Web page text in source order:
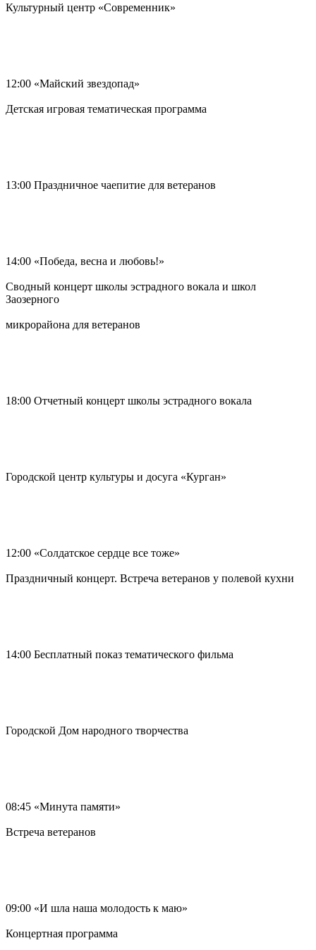
Культурный центр «Современник»
12:00 «Майский звездопад»
Детская игровая тематическая программа
13:00 Праздничное чаепитие для ветеранов
14:00 «Победа, весна и любовь!»
Сводный концерт школы эстрадного вокала и школ
Заозерного
микрорайона для ветеранов
18:00 Отчетный концерт школы эстрадного вокала
Городской центр культуры и досуга «Курган»
12:00 «Солдатское сердце все тоже»
Праздничный концерт. Встреча ветеранов у полевой кухни
14:00 Бесплатный показ тематического фильма
Городской Дом народного творчества
08:45 «Минута памяти»
Встреча ветеранов
09:00 «И шла наша молодость к маю»
Концертная программа